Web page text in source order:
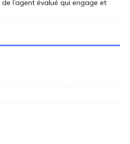
l’agent évalué qui engage et